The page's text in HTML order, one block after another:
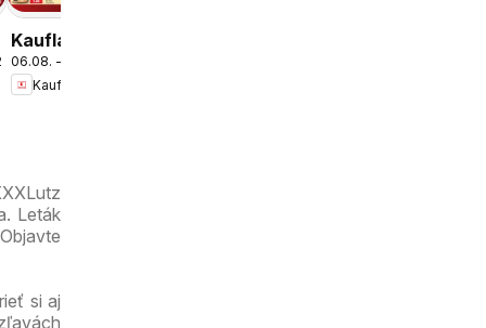
Kaufland
Bratislava-
Petržalka-
06.08. - 12.08.2026
Kaufland
Leták
si aj